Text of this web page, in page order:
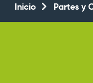
Inicio Partes y